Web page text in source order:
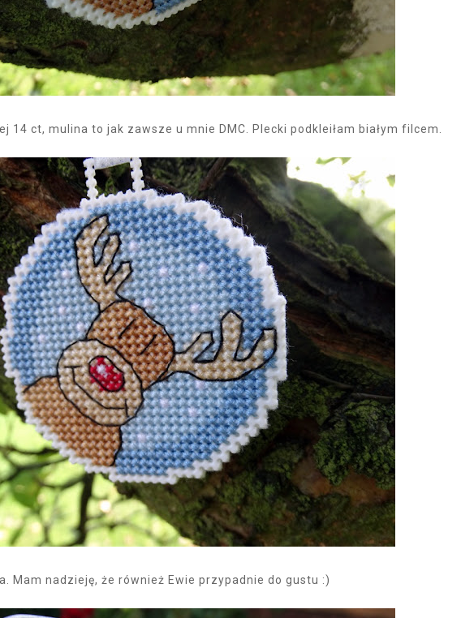
14 ct, mulina to jak zawsze u mnie DMC. Plecki podkleiłam białym filcem.
Mam nadzieję, że również Ewie przypadnie do gustu :)